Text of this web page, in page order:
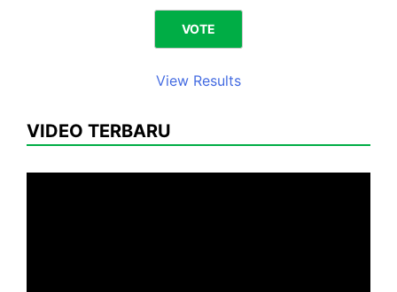
View Results
VIDEO TERBARU